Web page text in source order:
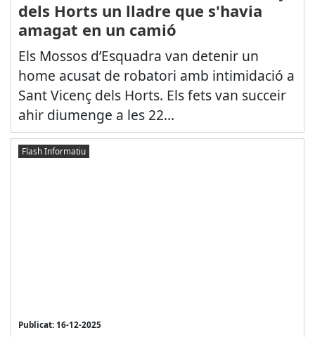
dels Horts un lladre que s'havia
amagat en un camió
Els Mossos d’Esquadra van detenir un
home acusat de robatori amb intimidació a
Sant Vicenç dels Horts. Els fets van succeir
ahir diumenge a les 22...
Flash Informatiu
Publicat: 16-12-2025